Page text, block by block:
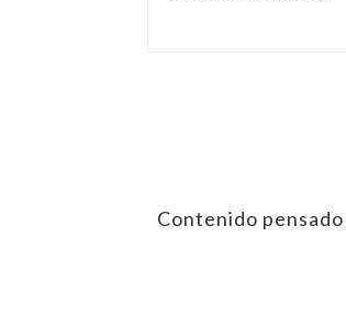
Contenido